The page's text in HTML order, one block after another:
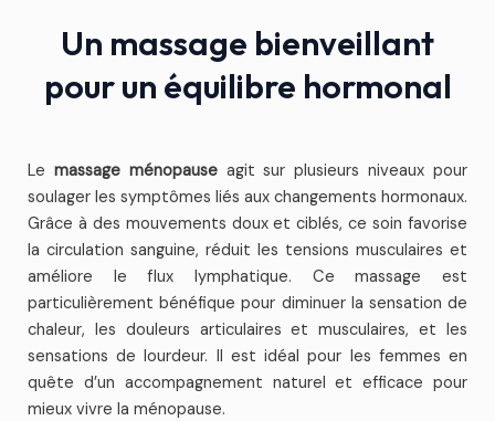
Un massage bienveillant
pour un équilibre hormonal
Le massage ménopauseagit sur plusieurs niveaux pour
soulager les symptômes liés aux changements hormonaux.
Grâce à des mouvements doux et ciblés, ce soin favorise
la circulation sanguine, réduit les tensions musculaires et
améliore le flux lymphatique. Ce massage est
particulièrement bénéfique pour diminuer la sensation de
chaleur, les douleurs articulaires et musculaires, et les
sensations de lourdeur. Il est idéal pour les femmes en
quête d’un accompagnement naturel et efficace pour
mieux vivre la ménopause.